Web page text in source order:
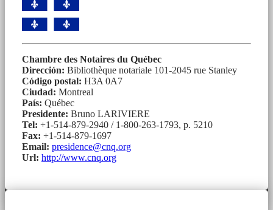
Chambre des Notaires du Québec
Dirección: Bibliothèque notariale 101-2045 rue Stanley
Código postal: H3A 0A7
Ciudad: Montreal
País: Québec
Presidente: Bruno LARIVIERE
Tel: +1-514-879-2940 / 1-800-263-1793, p. 5210
Fax: +1-514-879-1697
Email: presidence@cnq.org
Url: http://www.cnq.org